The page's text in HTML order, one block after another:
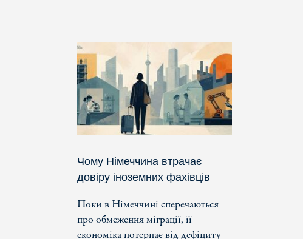
Чому Німеччина втрачає
довіру іноземних фахівців
Поки в Німеччині сперечаються
про обмеження міграції, її
економіка потерпає від дефіциту